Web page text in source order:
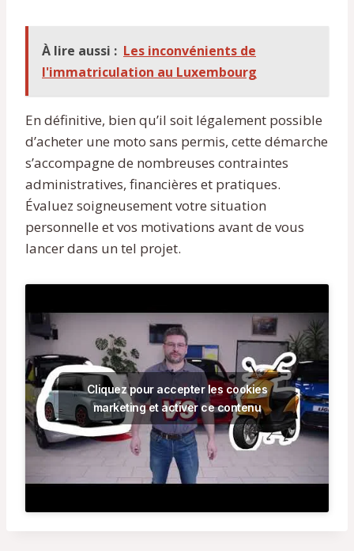
À lire aussi : Les inconvénients de
l'immatriculation au Luxembourg
En définitive, bien qu’il soit légalement possible
d’acheter une moto sans permis, cette démarche
s’accompagne de nombreuses contraintes
administratives, financières et pratiques.
Évaluez soigneusement votre situation
personnelle et vos motivations avant de vous
lancer dans un tel projet.
Cliquez pour accepter les cookies
marketing et activer ce contenu